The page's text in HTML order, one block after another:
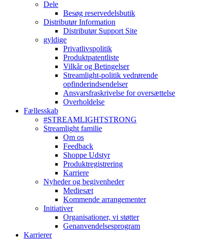
Dele
Besøg reservedelsbutik
Distributør Information
Distributør Support Site
gyldige
Privatlivspolitik
Produktpatentliste
Vilkår og Betingelser
Streamlight-politik vedrørende
opfinderindsendelser
Ansvarsfraskrivelse for oversættelse
Overholdelse
Fællesskab
#STREAMLIGHTSTRONG
Streamlight familie
Om os
Feedback
Shoppe Udstyr
Produktregistrering
Karriere
Nyheder og begivenheder
Mediesæt
Kommende arrangementer
Initiativer
Organisationer, vi støtter
Genanvendelsesprogram
Karrierer